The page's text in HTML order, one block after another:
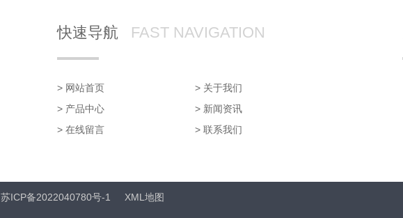
快速导航 FAST NAVIGATION
> 网站首页
> 关于我们
> 产品中心
> 新闻资讯
> 在线留言
> 联系我们
苏ICP备2022040780号-1
XML地图